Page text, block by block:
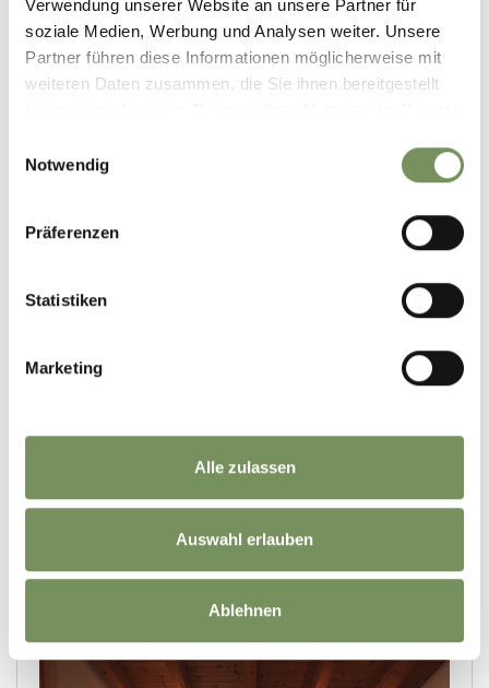
Verwendung unserer Website an unsere Partner für
soziale Medien, Werbung und Analysen weiter. Unsere
Partner führen diese Informationen möglicherweise mit
weiteren Daten zusammen, die Sie ihnen bereitgestellt
Notwendig
Präferenzen
Statistiken
Marketing
Alle zulassen
Auswahl erlauben
Ablehnen